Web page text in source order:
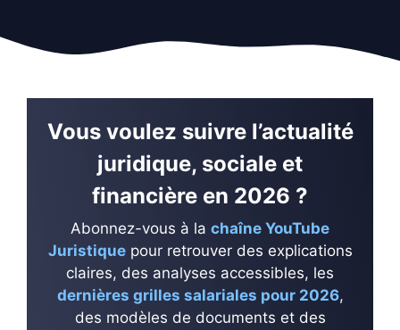
Vous voulez suivre l’actualité
juridique, sociale et
financière en 2026 ?
Abonnez-vous à la chaîne YouTube
Juristiquepour retrouver des explications
claires, des analyses accessibles, les
dernières grilles salariales pour 2026,
des modèles de documents et des